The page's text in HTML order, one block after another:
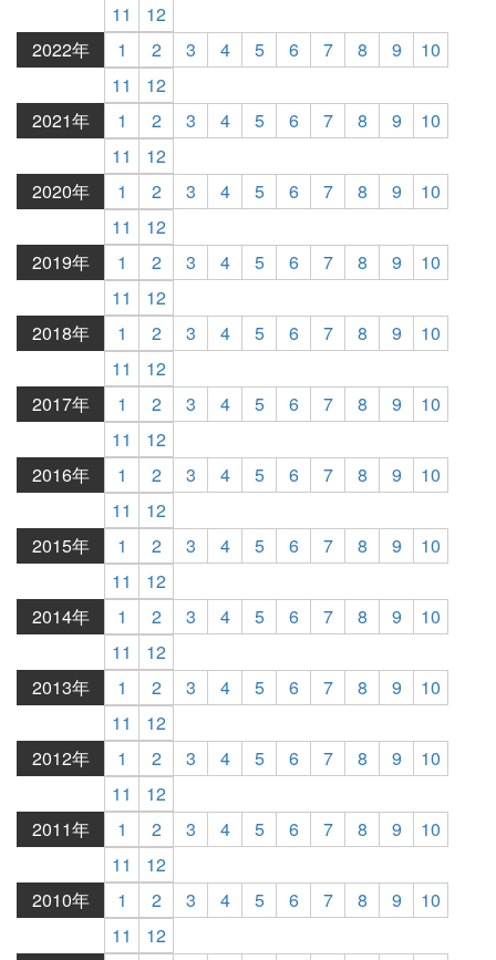
11
12
2022年
1 2 3 4 5 6 7 8 9
10
11
12
2021年
1 2 3 4 5 6 7 8 9
10
11
12
2020年
1 2 3 4 5 6 7 8 9
10
11
12
2019年
1 2 3 4 5 6 7 8 9
10
11
12
2018年
1 2 3 4 5 6 7 8 9
10
11
12
2017年
1 2 3 4 5 6 7 8 9
10
11
12
2016年
1 2 3 4 5 6 7 8 9
10
11
12
2015年
1 2 3 4 5 6 7 8 9
10
11
12
2014年
1 2 3 4 5 6 7 8 9
10
11
12
2013年
1 2 3 4 5 6 7 8 9
10
11
12
2012年
1 2 3 4 5 6 7 8 9
10
11
12
2011年
1 2 3 4 5 6 7 8 9
10
11
12
2010年
1 2 3 4 5 6 7 8 9
10
11
12